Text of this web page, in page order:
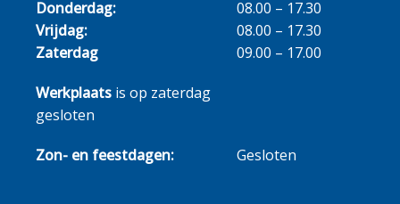
Donderdag:
08.00 – 17.30
Vrijdag:
08.00 – 17.30
Zaterdag
09.00 – 17.00
Werkplaats is op zaterdag
gesloten
Zon- en feestdagen: Gesloten